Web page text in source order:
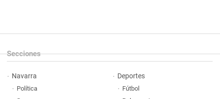
Secciones
Navarra
Política
Deportes
Fútbol